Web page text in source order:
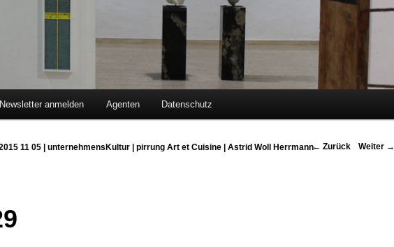
anmelden Agenten Datenschutz
Bilder-Navigation
← Zurück Weiter →
11 05 | unternehmensKultur | pirrung Art et Cuisine | Astrid Woll Herrmann